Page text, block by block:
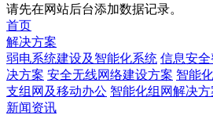
请先在网站后台添加数据记录。
首页
解决方案
弱电系统建设及智能化系统 信息安
决方案 安全无线网络建设方案 智能
支组网及移动办公 智能化组网解决方
新闻资讯